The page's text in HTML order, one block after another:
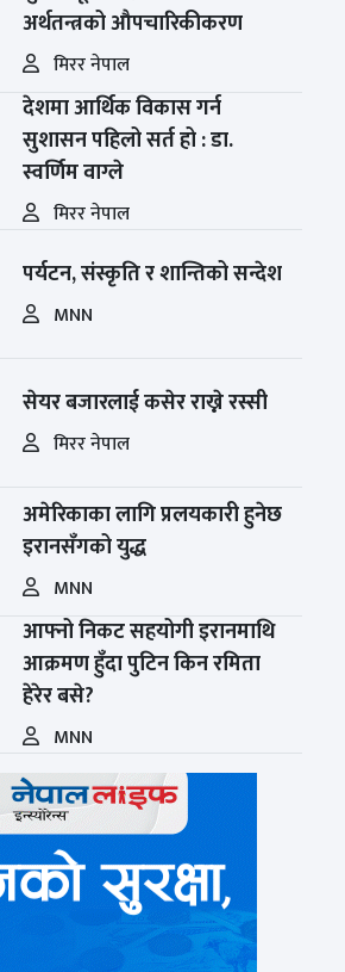
अर्थतन्त्रको औपचारिकीकरण
मिरर नेपाल
देशमा आर्थिक विकास गर्न
सुशासन पहिलो सर्त हो : डा.
स्वर्णिम वाग्ले
मिरर नेपाल
पर्यटन, संस्कृति र शान्तिको सन्देश
MNN
सेयर बजारलाई कसेर राख्ने रस्सी
मिरर नेपाल
अमेरिकाका लागि प्रलयकारी हुनेछ
इरानसँगको युद्ध
MNN
आफ्नो निकट सहयोगी इरानमाथि
आक्रमण हुँदा पुटिन किन रमिता
हेरेर बसे?
MNN